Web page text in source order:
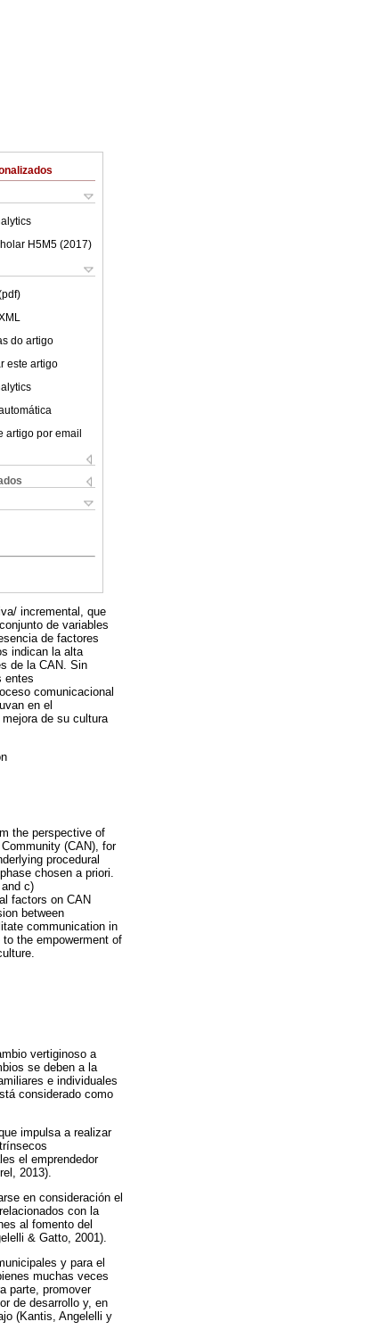
H5M5 (2017)
do artigo
este artigo
artigo por email
incremental, que
de variables
de factores
indican la alta
de la CAN. Sin
entes
comunicacional
en el
de su cultura
the perspective of
(CAN), for
procedural
chosen a priori.
c)
factors on CAN
between
communication in
the empowerment of
vertiginoso a
se deben a la
e individuales
considerado como
impulsa a realizar
el emprendedor
2013).
en consideración el
con la
al fomento del
& Gatto, 2001).
y para el
muchas veces
parte, promover
de desarrollo y, en
(Kantis, Angelelli y